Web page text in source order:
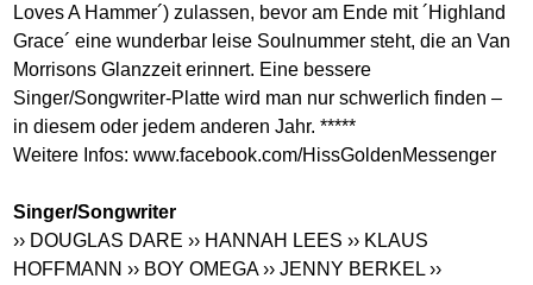
Loves A Hammer´) zulassen, bevor am Ende mit ´Highland
Grace´ eine wunderbar leise Soulnummer steht, die an Van
Morrisons Glanzzeit erinnert. Eine bessere
Singer/Songwriter-Platte wird man nur schwerlich finden –
in diesem oder jedem anderen Jahr. *****
Weitere Infos:www.facebook.com/HissGoldenMessenger
Singer/Songwriter
›› DOUGLAS DARE ›› HANNAH LEES ›› KLAUS
HOFFMANN ›› BOY OMEGA ›› JENNY BERKEL ››